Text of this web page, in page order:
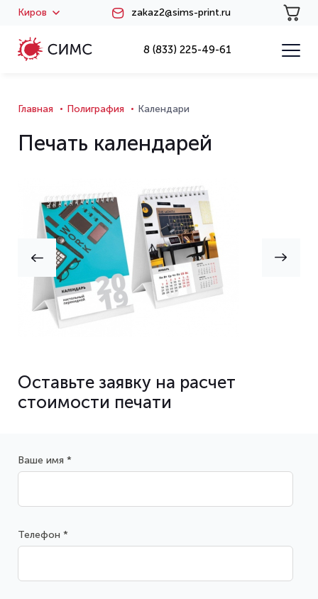
Киров zakaz2@sims-print.ru
8 (833) 225-49-61
Главная Полиграфия Календари
Печать календарей
Оставьте заявку на расчет
стоимости печати
Ваше имя *
Телефон *